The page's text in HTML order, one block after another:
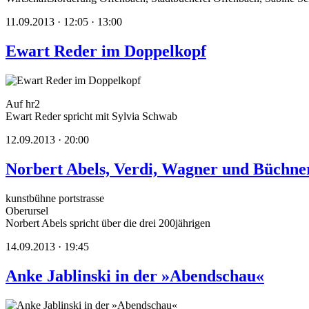
11.09.2013 · 12:05 · 13:00
Ewart Reder im Doppelkopf
Auf hr2
Ewart Reder spricht mit Sylvia Schwab
12.09.2013 · 20:00
Norbert Abels, Verdi, Wagner und
kunstbühne portstrasse
Oberursel
Norbert Abels spricht über die drei 200jährigen
14.09.2013 · 19:45
Anke Jablinski in der »Abendschau«